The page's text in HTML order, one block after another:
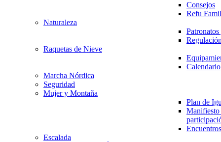
Consejos
Refu
Naturaleza
Raquetas de Nieve
Calendario
Marcha Nórdica
Seguridad
Mujer y Montaña
Plan de
Escalada